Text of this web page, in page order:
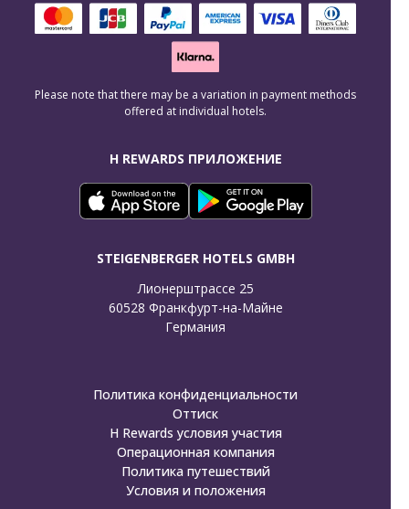
H REWARDS ПРИЛОЖЕНИЕ
STEIGENBERGER HOTELS GMBH
Лионерштрассе 25
60528 Франкфурт-на-Майне
Германия
Please note that there may be a variation in payment methods
offered at individual hotels.
Политика конфиденциальности
Оттиск
H Rewards условия участия
Операционная компания
Политика путешествий
Условия и положения